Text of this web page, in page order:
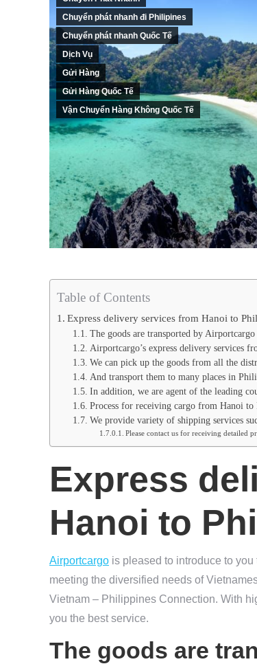
Chuyển phát nhanh đi Philipines
Chuyển phát nhanh Quốc Tế
Dịch Vụ
Gửi Hàng
Gửi Hàng Quốc Tế
Vận Chuyển Hàng Không Quốc Tế
Table of Contents
Express delivery services from Hanoi to
The goods are transported by
Airportcargo’s express delivery services
We can pick up the goods from all the
And transport them to many places in
In addition, we are agent of the leading
Process for receiving cargo from Hanoi to
We provide variety of shipping services
Please contact us for receiving detailed
Express
Hanoi to
Airportcargo is pleased to introduce to
meeting the diversified needs of
Vietnam – Philippines Connection. With
you the best service.
The goods are